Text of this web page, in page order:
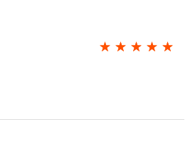
☆ ☆ ☆ ☆ ☆
★ ★ ★ ★ ★